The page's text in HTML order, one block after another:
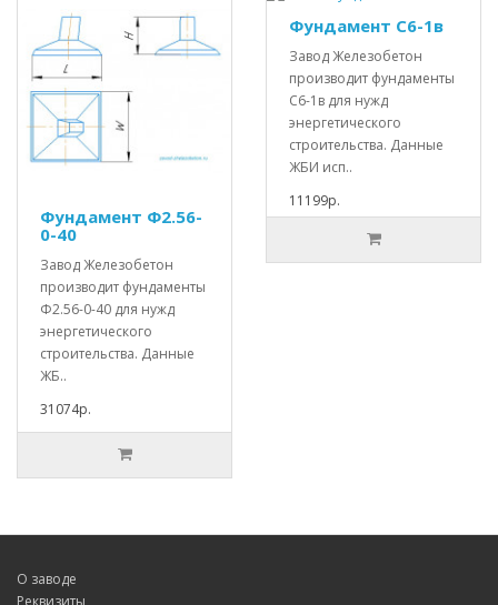
Фундамент Ф2.56-
0-40
Завод Железобетон
производит фундаменты
Ф2.56-0-40 для нужд
энергетического
строительства. Данные
ЖБ..
31074р.
Фундамент С6-1в
Завод Железобетон
производит фундаменты
С6-1в для нужд
энергетического
строительства. Данные
ЖБИ исп..
11199р.
О заводе
Реквизиты